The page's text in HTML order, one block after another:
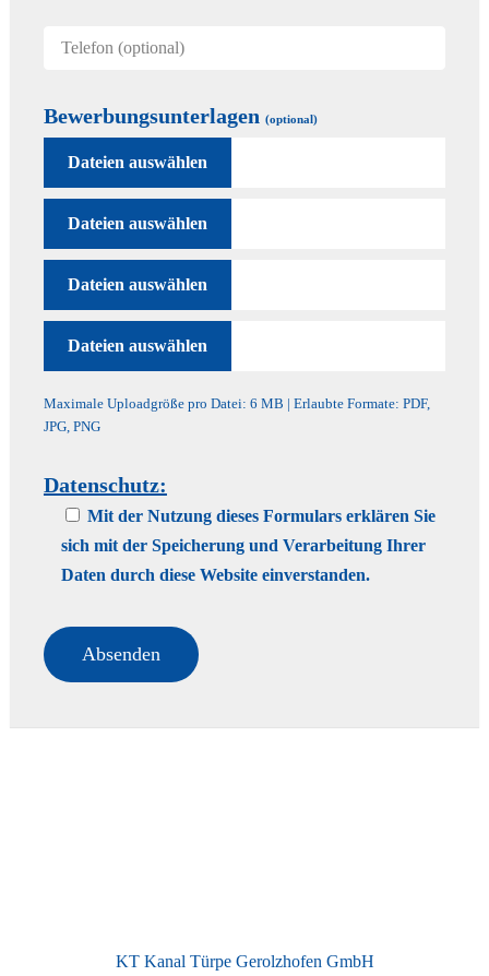
Bewerbungsunterlagen (optional)
Maximale Uploadgröße pro Datei: 6 MB | Erlaubte Formate: PDF,
JPG, PNG
Datenschutz:
Mit der Nutzung dieses Formulars erklären Sie
sich mit der Speicherung und Verarbeitung Ihrer
Daten durch diese Website einverstanden.
KT Kanal Türpe Gerolzhofen GmbH